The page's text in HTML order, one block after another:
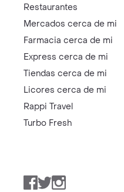
Restaurantes
Mercados cerca de mi
Farmacia cerca de mi
Express cerca de mi
Tiendas cerca de mi
Licores cerca de mi
Rappi Travel
Turbo Fresh
Facebook
TwitterInstagram